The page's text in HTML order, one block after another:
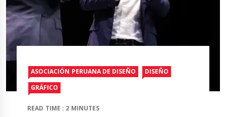
ASOCIACIÓN PERUANA DE DISEÑO
DISEÑO
GRÁFICO
READ TIME : 2 MINUTES